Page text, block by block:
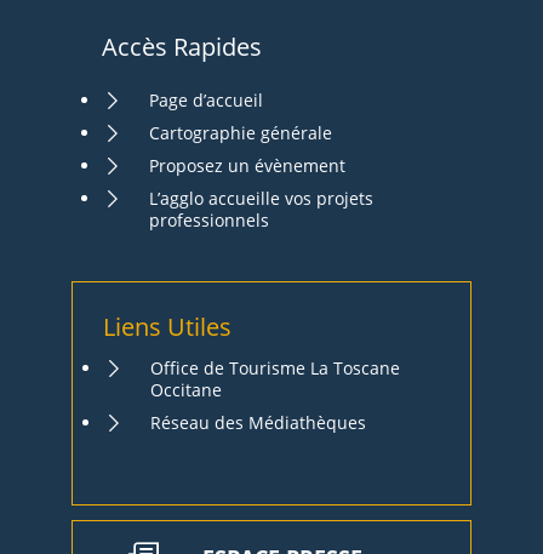
Accès Rapides
Page d’accueil
Cartographie générale
Proposez un évènement
L’agglo accueille vos projets
professionnels
Liens Utiles
Office de Tourisme La Toscane
Occitane
Réseau des Médiathèques